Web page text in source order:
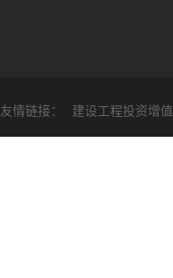
友情链接： 建设工程投资增值
VR全景制作 筑益网